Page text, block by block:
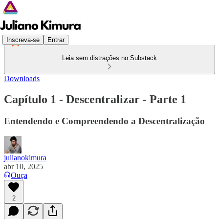
Inscreva-se Entrar
Leia sem distrações no Substack
Downloads
Capítulo 1 - Descentralizar - Parte 1
Entendendo e Compreendendo a Descentralização
julianokimura
abr 10, 2025
Ouça
2